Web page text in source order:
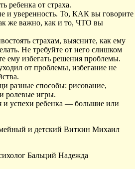
ребенка от страха.
и уверенность. То, КАК вы говорите
же важно, как и то, ЧТО вы
страхам, выясните, как ему
Не требуйте от него слишком
ему избегать решения проблемы.
от проблемы, избегание не
разные способы: рисование,
ролевые игры.
и успехи ребенка — большие или
и детский Виткин Михаил
Бальций Надежда